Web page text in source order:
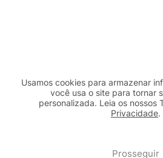
Usamos cookies para armazenar
você usa o site para tornar
personalizada. Leia os nossos
Privacidade.
Prosseguir